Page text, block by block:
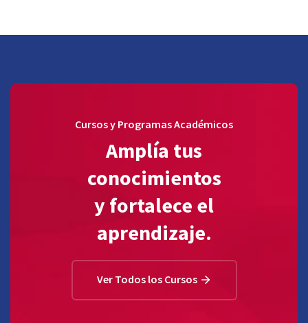
Cursos y Programas Académicos
Amplía tus
conocimientos
y fortalece el
aprendizaje.
Ver Todos los Cursos